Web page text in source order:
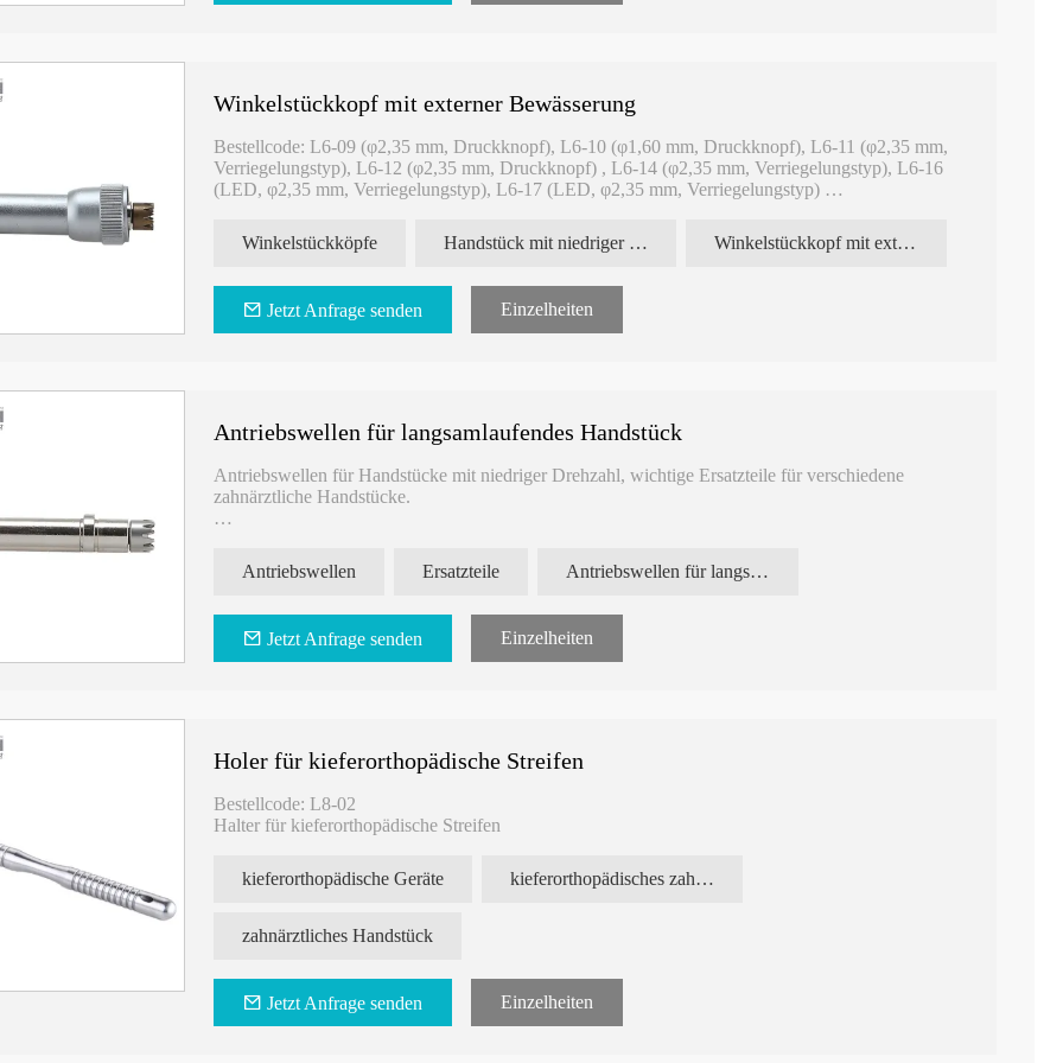
Winkelstückkopf mit externer Bewässerung
Bestellcode: L6-09 (φ2,35 mm, Druckknopf), L6-10 (φ1,60 mm, Druckknopf), L6-11 (φ2,35 mm,
Verriegelungstyp), L6-12 (φ2,35 mm, Druckknopf) , L6-14 (φ2,35 mm, Verriegelungstyp), L6-16
(LED, φ2,35 mm, Verriegelungstyp), L6-17 (LED, φ2,35 mm, Verriegelungstyp)
Winkelstückköpfe mit externer Spülung, eine vielseitige und kostengünstige Lösung für Zahnärzte.
sparsameren Einsatz Ihrer Dentalgeräte.
Werten Sie Ihre Zahnarztpraxis mit unseren Winkelstückköpfen mit externer Spülung auf.
Kontaktieren Sie uns noch heute für weitere Informationen zu diesen Produkten und wie sie Ihre
Zahnbehandlungen verbessern können.
Winkelstückköpfe Handstück mit niedriger Geschwindigkeit Winkelstückkopf mit externer Bewässerung
Jetzt Anfrage senden Einzelheiten
Antriebswellen für langsamlaufendes Handstück
Antriebswellen für Handstücke mit niedriger Drehzahl, wichtige Ersatzteile für verschiedene
zahnärztliche Handstücke.
1. Antriebswelle für Dentalhandstücke mit niedriger Drehzahl.
2. Antriebswelle für 20:1-Implantat-Winkelstück.
Unsere Antriebswellen sind so konzipiert, dass sie einen reibungslosen und zuverlässigen Betrieb
Wählen Sie unsere Antriebswellen als Ersatzteile für Ihre langsam laufenden Handstücke, um deren
Funktionalität zu erhalten und ihre Lebensdauer zu verlängern. Kontaktieren Sie uns noch heute für
weitere Informationen zu diesen Produkten und wie sie Ihrer Zahnarztpraxis zugute kommen
können.
Antriebswellen Ersatzteile Antriebswellen für langsamlaufendes Handstück
Jetzt Anfrage senden Einzelheiten
Holer für kieferorthopädische Streifen
Bestellcode: L8-02
Halter für kieferorthopädische Streifen
kieferorthopädische Geräte kieferorthopädisches zahnärztliches Handstück
zahnärztliches Handstück
Jetzt Anfrage senden Einzelheiten